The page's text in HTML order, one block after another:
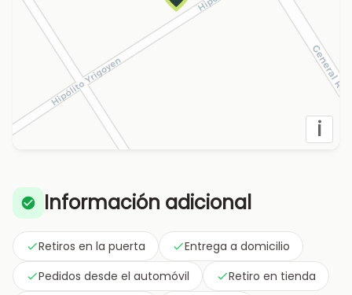
i
Información adicional
Retiros en la puerta
Entrega a domicilio
Pedidos desde el automóvil
Retiro en tienda